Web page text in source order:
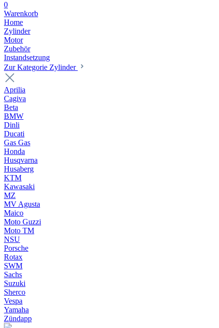
0
Warenkorb
Home
Zylinder
Motor
Zubehör
Instandsetzung
Zur Kategorie Zylinder
Aprilia
Cagiva
Beta
BMW
Dinli
Ducati
Gas Gas
Honda
Husqvarna
Husaberg
KTM
Kawasaki
MZ
MV Agusta
Maico
Moto Guzzi
Moto TM
NSU
Porsche
Rotax
SWM
Sachs
Suzuki
Sherco
Vespa
Yamaha
Zündapp